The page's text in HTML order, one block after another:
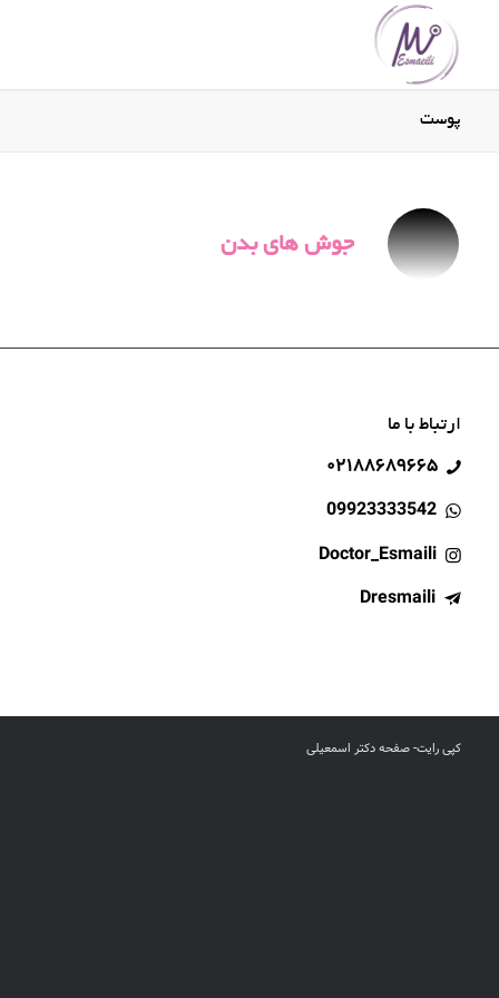
پوست
جوش های بدن
ارتباط با ما
۰۲۱۸۸۶۸۹۶۶۵
09923333542
Doctor_Esmaili
Dresmaili
کپی رایت- صفحه دکتر اسمعیلی